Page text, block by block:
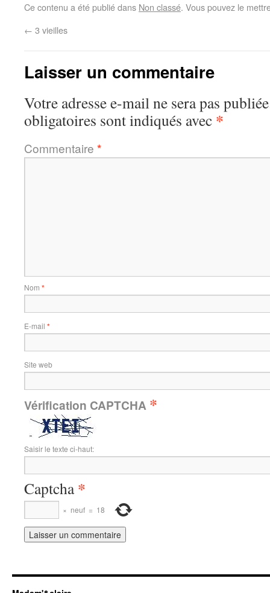
Ce contenu a été publié dans Non classé. Vous pouvez le
← 3 vieilles
Laisser un commentaire
Votre adresse e-mail ne sera pas
obligatoires sont indiqués avec *
Commentaire *
Nom *
E-mail *
Site web
Vérification CAPTCHA *
Saisir le texte ci-haut:
Captcha*
× neuf = 18